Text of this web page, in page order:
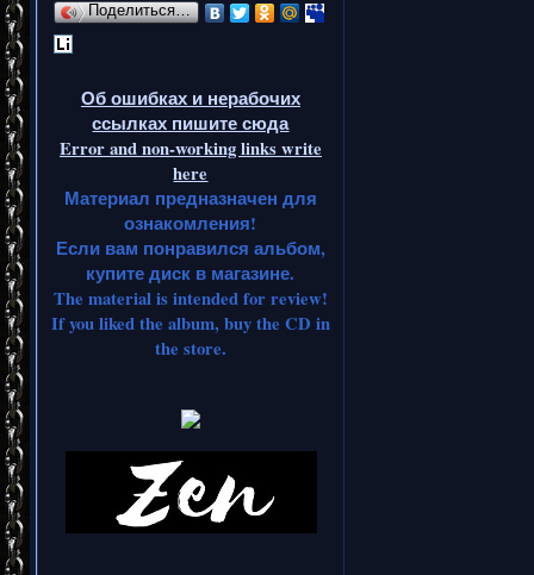
Поделиться…
Об ошибках и нерабочих
ссылках пишите сюда
Error and non-working links write
here
Материал предназначен для
ознакомления!
Если вам понравился альбом,
купите диск в магазине.
The material is intended for review!
If you liked the album, buy the CD in
the store.